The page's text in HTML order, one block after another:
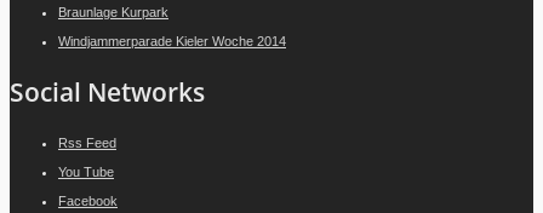
Braunlage Kurpark
Windjammerparade Kieler Woche 2014
Social Networks
Rss Feed
You Tube
Facebook